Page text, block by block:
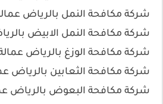
شركة مكافحة النمل بالرياض
شركة مكافحة النمل الابيض
شركة مكافحة الوزغ بالرياض عمالة
شركة مكافحة الثعابين بالرياض
شركة مكافحة البعوض بالرياض